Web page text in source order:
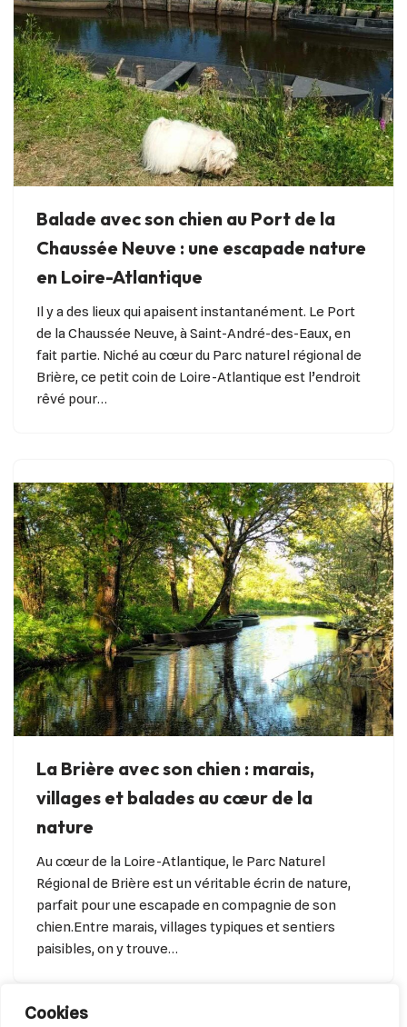
Cookies
Balade avec son chien au Port de la
Chaussée Neuve : une escapade nature
en Loire-Atlantique
Il y a des lieux qui apaisent instantanément. Le Port
de la Chaussée Neuve, à Saint-André-des-Eaux, en
fait partie. Niché au cœur du Parc naturel régional de
Brière, ce petit coin de Loire-Atlantique est l’endroit
rêvé pour…
La Brière avec son chien : marais,
villages et balades au cœur de la
nature
Au cœur de la Loire-Atlantique, le Parc Naturel
Régional de Brière est un véritable écrin de nature,
parfait pour une escapade en compagnie de son
chien.Entre marais, villages typiques et sentiers
paisibles, on y trouve…